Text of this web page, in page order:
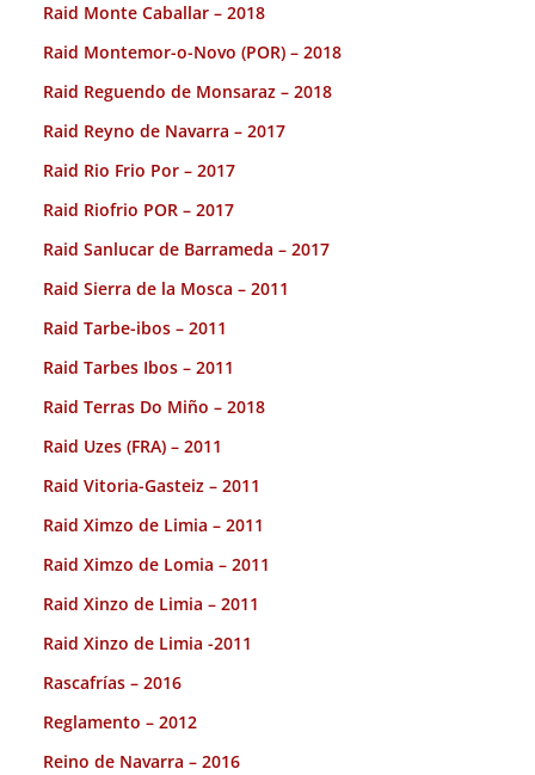
Raid Monte Caballar – 2018
Raid Montemor-o-Novo (POR) – 2018
Raid Reguendo de Monsaraz – 2018
Raid Reyno de Navarra – 2017
Raid Rio Frio Por – 2017
Raid Riofrio POR – 2017
Raid Sanlucar de Barrameda – 2017
Raid Sierra de la Mosca – 2011
Raid Tarbe-ibos – 2011
Raid Tarbes Ibos – 2011
Raid Terras Do Miño – 2018
Raid Uzes (FRA) – 2011
Raid Vitoria-Gasteiz – 2011
Raid Ximzo de Limia – 2011
Raid Ximzo de Lomia – 2011
Raid Xinzo de Limia – 2011
Raid Xinzo de Limia -2011
Rascafrías – 2016
Reglamento – 2012
Reino de Navarra – 2016